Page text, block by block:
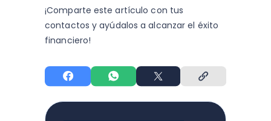
¡Comparte este artículo con tus
contactos y ayúdalos a alcanzar el éxito
financiero!